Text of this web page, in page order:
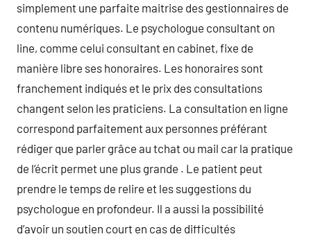
simplement une parfaite maitrise des gestionnaires de
contenu numériques. Le psychologue consultant on
line, comme celui consultant en cabinet, fixe de
manière libre ses honoraires. Les honoraires sont
franchement indiqués et le prix des consultations
changent selon les praticiens. La consultation en ligne
correspond parfaitement aux personnes préférant
rédiger que parler grâce au tchat ou mail car la pratique
de l’écrit permet une plus grande . Le patient peut
prendre le temps de relire et les suggestions du
psychologue en profondeur. Il a aussi la possibilité
d’avoir un soutien court en cas de difficultés